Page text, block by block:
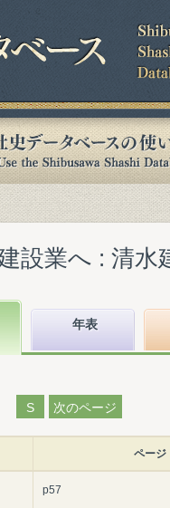
設業へ : 清水
年表
S 次のページ
ページ
p57